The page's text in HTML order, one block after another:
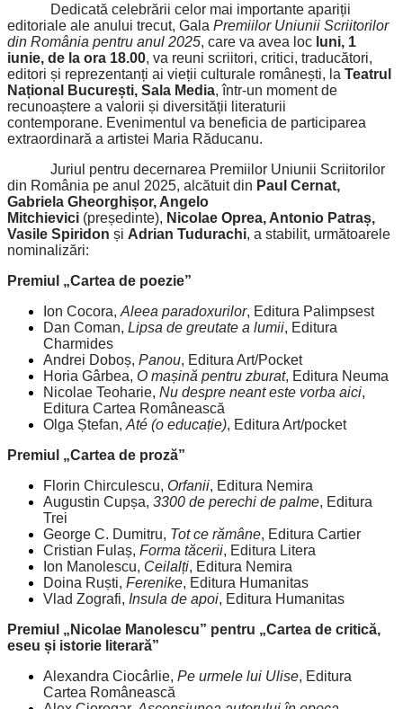
Dedicată celebrării celor mai importante apariții
editoriale ale anului trecut, Gala Premiilor Uniunii Scriitorilor
din România pentru anul 2025, care va avea loc luni, 1
iunie, de la ora 18.00, va reuni scriitori, critici, traducători,
editori și reprezentanți ai vieții culturale românești, la Teatrul
Național București, Sala Media, într-un moment de
recunoaștere a valorii și diversității literaturii
contemporane. Evenimentul va beneficia de participarea
extraordinară a artistei Maria Răducanu.
Juriul pentru decernarea Premiilor Uniunii Scriitorilor
din România pe anul 2025, alcătuit din Paul Cernat,
Gabriela Gheorghișor, Angelo
Mitchievici (președinte), Nicolae Oprea, Antonio Patraș,
Vasile Spiridon și Adrian Tudurachi, a stabilit, următoarele
nominalizări:
Premiul „Cartea de poezie”
Ion Cocora, Aleea paradoxurilor, Editura Palimpsest
Dan Coman, Lipsa de greutate a lumii, Editura
Charmides
Andrei Doboș, Panou, Editura Art/Pocket
Horia Gârbea, O mașină pentru zburat, Editura Neuma
Nicolae Teoharie, Nu despre neant este vorba aici,
Editura Cartea Românească
Olga Ștefan, Até (o educație), Editura Art/pocket
Premiul „Cartea de proză”
Florin Chirculescu, Orfanii, Editura Nemira
Augustin Cupșa, 3300 de perechi de palme, Editura
Trei
George C. Dumitru, Tot ce rămâne, Editura Cartier
Cristian Fulaș, Forma tăcerii, Editura Litera
Ion Manolescu, Ceilalți, Editura Nemira
Doina Ruști, Ferenike, Editura Humanitas
Vlad Zografi, Insula de apoi, Editura Humanitas
Premiul „Nicolae Manolescu” pentru „Cartea de critică,
eseu și istorie literară”
Alexandra Ciocârlie, Pe urmele lui Ulise, Editura
Cartea Românească